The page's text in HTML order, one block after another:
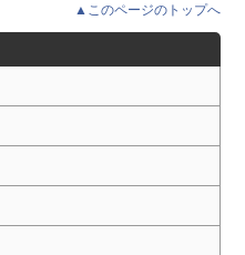
▲このページのトップへ